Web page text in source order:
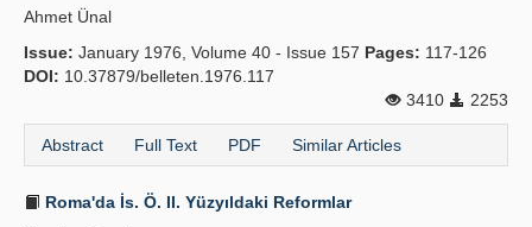
Ahmet Ünal
Issue: January 1976, Volume 40 - Issue 157 Pages: 117-126
DOI: 10.37879/belleten.1976.117
3410
2253
Abstract Full Text PDF Similar Articles
Roma'da İs. Ö. II. Yüzyıldaki Reformlar